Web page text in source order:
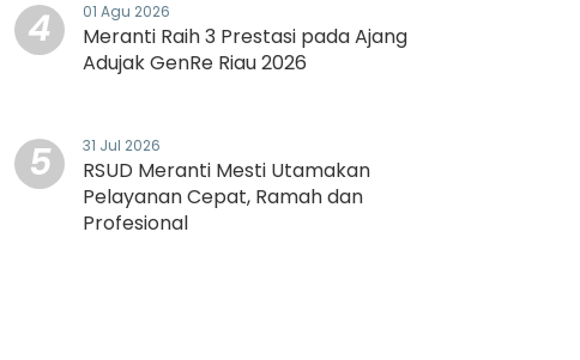
4 01 Agu 2026
Meranti Raih 3 Prestasi pada Ajang
Adujak GenRe Riau 2026
5 31 Jul 2026
RSUD Meranti Mesti Utamakan
Pelayanan Cepat, Ramah dan
Profesional